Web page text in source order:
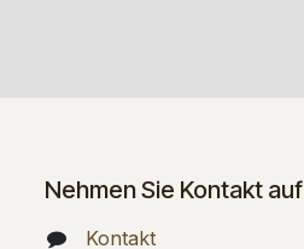
Nehmen Sie Kontakt auf
Kontakt